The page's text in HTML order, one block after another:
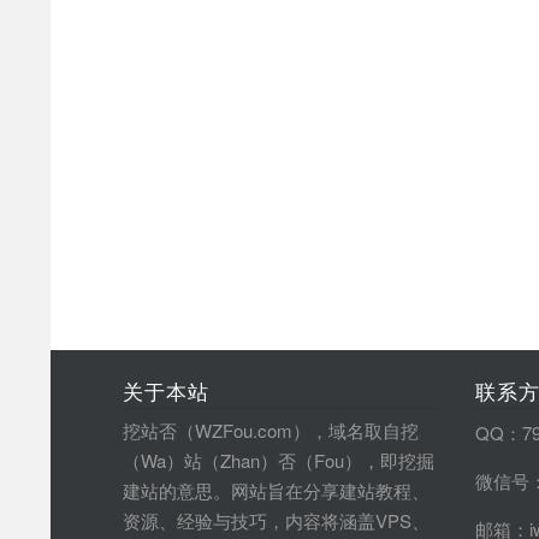
关于本站
挖站否（WZFou.com），域名取自挖
（Wa）站（Zhan）否（Fou），即挖掘
建站的意思。网站旨在分享建站教程、
资源、经验与技巧，内容将涵盖VPS、
联系
QQ：
微信号
邮箱：